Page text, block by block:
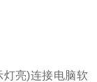
亮)连接电脑软